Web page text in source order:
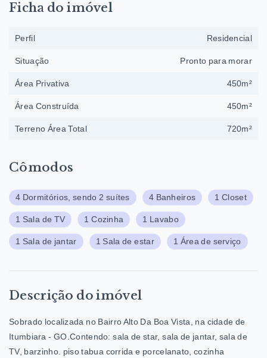
Cômodos
4 Dormitórios, sendo 2 suítes 4 Banheiros 1 Closet
1 Sala de TV 1 Cozinha 1 Lavabo
1 Sala de jantar 1 Sala de estar 1 Área de serviço
Descrição do imóvel
Sobrado localizada no Bairro Alto Da Boa Vista, na cidade de
Itumbiara - GO.Contendo: sala de star, sala de jantar, sala de
TV, barzinho. piso tabua corrida e porcelanato, cozinha
Ficha do imóvel
Perfil Residencial
Situação Pronto para morar
Área Privativa 450m²
Área Construída 450m²
Terreno Área Total 720m²